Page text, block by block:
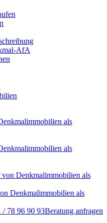
AfA
/ 78 96 90 93Beratung anfragen